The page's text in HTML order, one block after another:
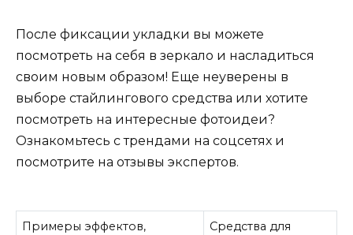
После фиксации укладки вы можете
посмотреть на себя в зеркало и насладиться
своим новым образом! Еще неуверены в
выборе стайлингового средства или хотите
посмотреть на интересные фотоидеи?
Ознакомьтесь с трендами на соцсетях и
посмотрите на отзывы экспертов.
Примеры эффектов,
Средства для